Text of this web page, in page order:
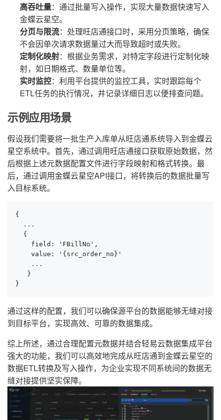
高吞吐量：通过批量写入操作，实现大量数据快速写入
金蝶云星空。
分页与限流：处理旺店通接口时，采用分页策略，确保
不会因单次请求数据量过大而导致超时或失败。
定制化映射：根据业务需求，对特定字段进行定制化映
射，如日期格式、数量单位等。
实时监控：利用平台提供的监控工具，实时跟踪每个
ETL任务的执行情况，并记录详细日志以便排查问题。
示例应用场景
假设我们需要将一批生产入库单从旺店通系统导入到金蝶云
星空系统中。首先，通过调用旺店通接口获取原始数据，然
后根据上述元数据配置文件进行字段映射和格式转换。最
后，通过调用金蝶云星空API接口，将转换后的数据批量写
入目标系统。
{
  ...
  {
    field: 'FBillNo',
    value: '{src_order_no}'
    ...
   }
}
通过这样的配置，我们可以确保源平台的数据能够无缝对接
到目标平台，实现高效、可靠的数据集成。
综上所述，通过合理配置元数据并结合轻易云数据集成平台
强大的功能，我们可以高效地完成从旺店通到金蝶云星空的
数据ETL转换及写入操作，为企业实现不同系统间的数据无
缝对接提供坚实保障。